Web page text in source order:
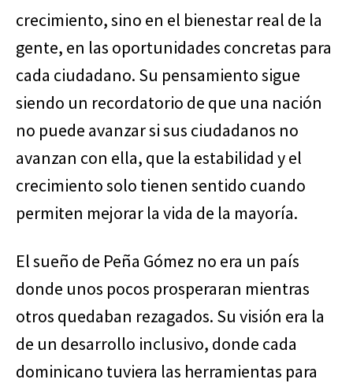
crecimiento, sino en el bienestar real de la
gente, en las oportunidades concretas para
cada ciudadano. Su pensamiento sigue
siendo un recordatorio de que una nación
no puede avanzar si sus ciudadanos no
avanzan con ella, que la estabilidad y el
crecimiento solo tienen sentido cuando
permiten mejorar la vida de la mayoría.
El sueño de Peña Gómez no era un país
donde unos pocos prosperaran mientras
otros quedaban rezagados. Su visión era la
de un desarrollo inclusivo, donde cada
dominicano tuviera las herramientas para